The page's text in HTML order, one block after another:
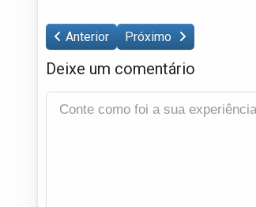
Anterior Próximo
Deixe um comentário